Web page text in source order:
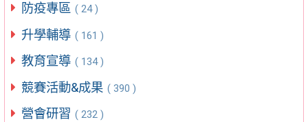
防疫專區 ( 24 )
升學輔導 ( 161 )
教育宣導 ( 134 )
競賽活動&成果 ( 390 )
營會研習 ( 232 )